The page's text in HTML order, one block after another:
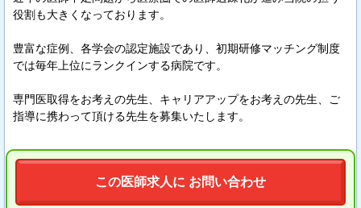
役割も大きくなっております。
豊富な症例、各学会の認定施設であり、初期研修マッチング制度
では毎年上位にランクインする病院です。
専門医取得をお考えの先生、キャリアアップをお考えの先生、ご
指導に携わって頂ける先生を募集いたします。
この医師求人に お問い合わせ